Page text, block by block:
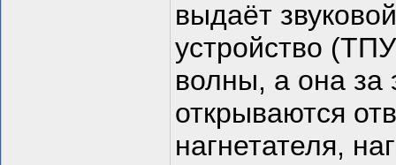
выдаёт
устройство
волны, а она за
открываются
нагнетателя,